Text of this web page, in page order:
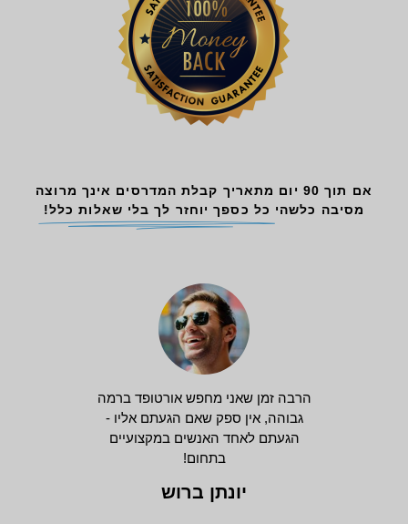
אם תוך 90 יום מתאריך קבלת המדרסים אינך מרוצה
מסיבה כלשהי כל כספך יוחזר לך בלי שאלות כלל!
הרבה זמן שאני מחפש אורטופד ברמה
גבוהה, אין ספק שאם הגעתם אליו -
הגעתם לאחד האנשים במקצועיים
בתחום!
יונתן ברוש